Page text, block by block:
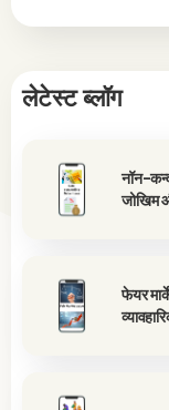
लेटेस्ट ब्लॉग
नॉन-
जोखिम
फेयर